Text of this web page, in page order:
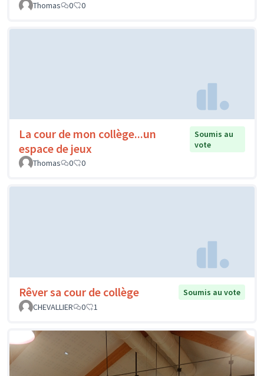
Thomas
0 0
La cour de mon collège...un
espace de jeux
Soumis au
vote
Thomas
0 0
Rêver sa cour de collège
Soumis au vote
CHEVALLIER
0 1